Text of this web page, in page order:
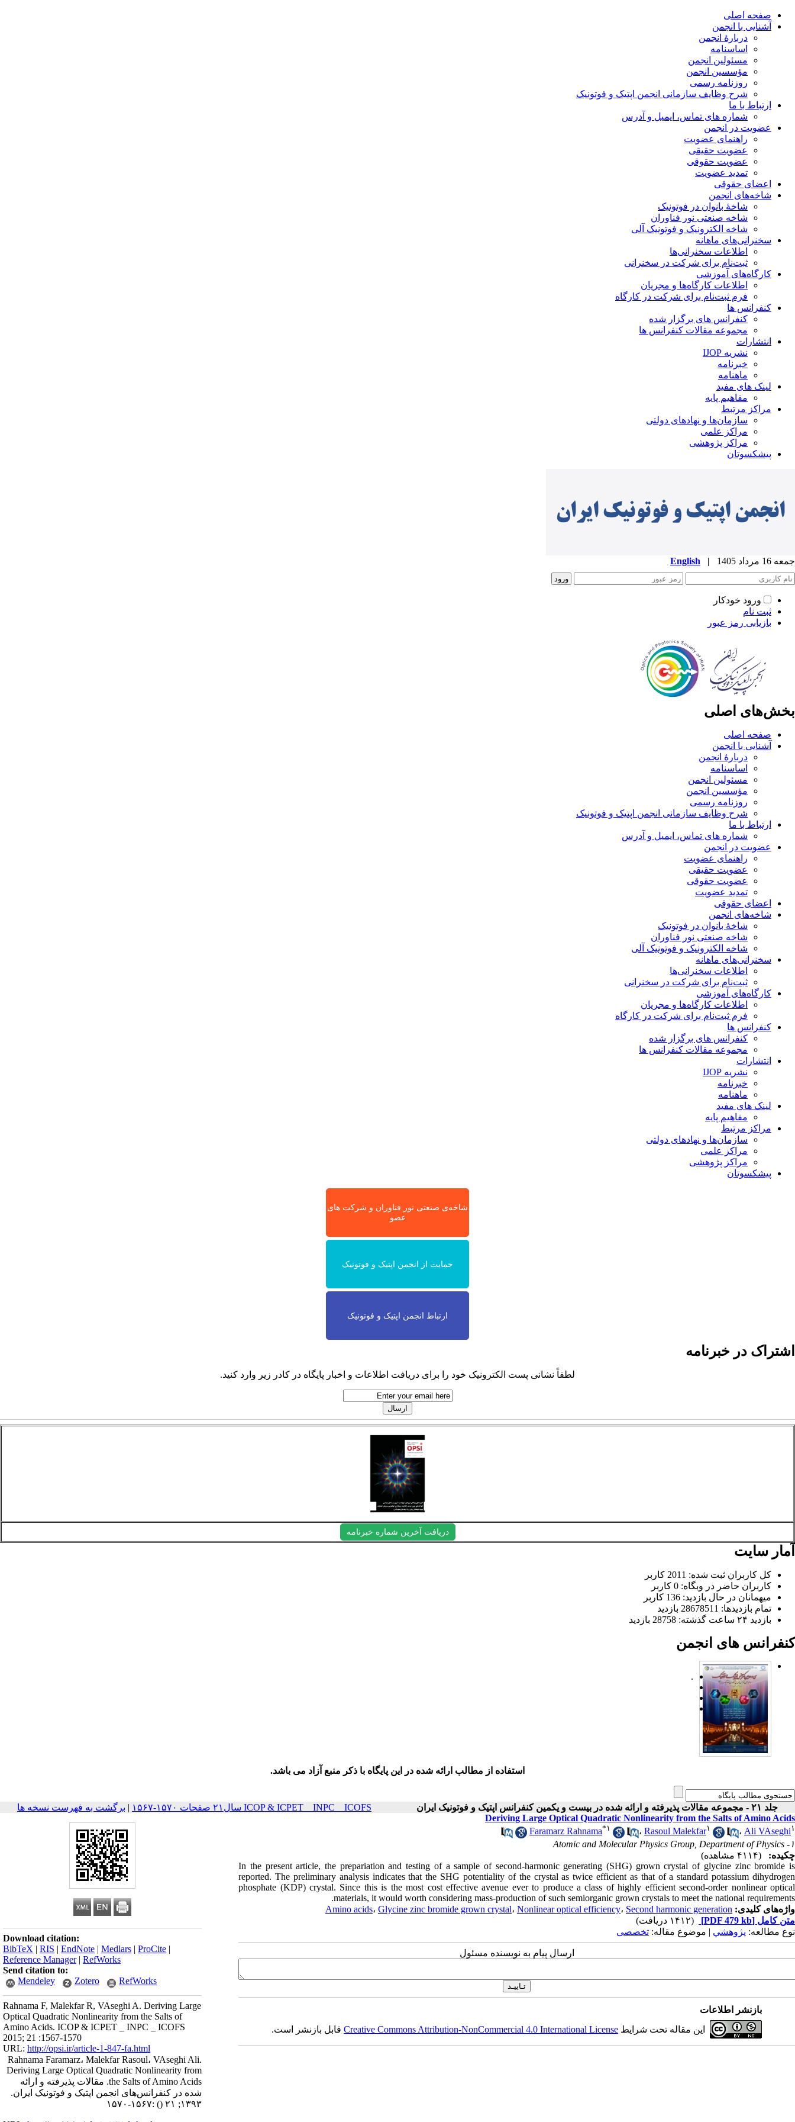
صفحه اصلی
آشنایی با انجمن
دربارۀ انجمن
اساسنامه
مسئولین انجمن
مؤسسین انجمن
روزنامه رسمی
شرح وظایف سازمانی انجمن اپتیک و فوتونیک
ارتباط با ما
شماره های تماس، ایمیل و آدرس
عضویت در انجمن
راهنمای عضویت
عضویت حقیقی
عضویت حقوقی
تمدید عضویت
اعضای حقوقی
شاخه‌های انجمن
شاخۀ بانوان در فوتونیک
شاخه صنعتی نور فناوران
شاخه‌ الکترونیک و فوتونیک آلی
سخنرانی‌های ماهانه
اطلاعات سخنرانی‌‌ها
ثبت‌نام برای شرکت در سخنرانی
کارگاه‌های آموزشی
اطلاعات کارگاه‌ها و مجریان
فرم ثبت‌نام برای شرکت در کارگاه
کنفرانس ها
کنفرانس های برگزار شده
مجموعه مقالات کنفرانس ها
انتشارات
نشریه IJOP
خبرنامه
ماهنامه
لینک های مفید
مفاهیم پایه
مراکز مرتبط
سازمان‌ها و نهادهای دولتی
مراکز علمی
مراکز پژوهشی
پیشکسوتان
جمعه 16 مرداد 1405 |
English
ورود خودکار
ثبت نام
بازیابی رمز عبور
بخش‌های اصلی
صفحه اصلی
آشنایی با انجمن
دربارۀ انجمن
اساسنامه
مسئولین انجمن
مؤسسین انجمن
روزنامه رسمی
شرح وظایف سازمانی انجمن اپتیک و فوتونیک
ارتباط با ما
شماره های تماس، ایمیل و آدرس
عضویت در انجمن
راهنمای عضویت
عضویت حقیقی
عضویت حقوقی
تمدید عضویت
اعضای حقوقی
شاخه‌های انجمن
شاخۀ بانوان در فوتونیک
شاخه صنعتی نور فناوران
شاخه‌ الکترونیک و فوتونیک آلی
سخنرانی‌های ماهانه
اطلاعات سخنرانی‌‌ها
ثبت‌نام برای شرکت در سخنرانی
کارگاه‌های آموزشی
اطلاعات کارگاه‌ها و مجریان
فرم ثبت‌نام برای شرکت در کارگاه
کنفرانس ها
کنفرانس های برگزار شده
مجموعه مقالات کنفرانس ها
انتشارات
نشریه IJOP
خبرنامه
ماهنامه
لینک های مفید
مفاهیم پایه
مراکز مرتبط
سازمان‌ها و نهادهای دولتی
مراکز علمی
مراکز پژوهشی
پیشکسوتان
شاخه‌ی صنعتی نور فناوران و شرکت های
عضو
حمایت از انجمن اپتیک و فوتونیک
ارتباط انجمن اپتیک و فوتونیک
اشتراک در خبرنامه
لطفاً نشانی پست الکترونیک خود را برای دریافت اطلاعات و اخبار پایگاه در کادر زیر وارد کنید.
دریافت آخرین شماره خبرنامه
آمار سایت
کل کاربران ثبت شده: 2011 کاربر
کاربران حاضر در وبگاه: 0 کاربر
میهمانان در حال بازدید: 136 کاربر
تمام بازدید‌ها: 28678511 بازدید
بازدید ۲۴ ساعت گذشته: 28758 بازدید
کنفرانس های انجمن
.
استفاده از مطالب ارائه شده در این پایگاه با ذکر منبع آزاد می باشد.
جلد ۲۱ - مجموعه مقالات پذیرفته و ارائه شده در بیست و یکمین کنفرانس اپتیک و فوتونیک ایران ICOP & ICPET _ INPC _ ICOFS سال۲۱ صفحات ۱۵۷۰-۱۵۶۷ | برگشت به فهرست نسخه ها
Download citation:
BibTeX | RIS | EndNote | Medlars | ProCite |
Reference Manager| RefWorks
Send citation to:
Mendeley
Zotero RefWorks
Rahnama F, Malekfar R, VAseghi A. Deriving Large
Optical Quadratic Nonlinearity from the Salts of
Amino Acids. ICOP & ICPET _ INPC _ ICOFS
2015; 21 :1567-1570
URL: http://opsi.ir/article-1-847-fa.html
Rahnama Faramarz، Malekfar Rasoul، VAseghi Ali.
Deriving Large Optical Quadratic Nonlinearity from
the Salts of Amino Acids. مقالات پذیرفته و ارائه
شده در کنفرانس‌های انجمن اپتیک و فوتونیک ایران.
۱۳۹۳; ۲۱
() :۱۵۶۷-۱۵۷۰
Deriving Large Optical Quadratic Nonlinearity from the Salts of Amino Acids
Faramarz Rahnama* ۱ ، Rasoul Malekfar۱ ، Ali VAseghi ۱
۱- Atomic and Molecular Physics Group, Department of Physics
چکیده:
(۴۱۱۴ مشاهده)
In the present article, the prepariation and testing of a sample of second-harmonic generating (SHG) grown crystal of glycine zinc bromide is
reported. The preliminary analysis indicates that the SHG potentiality of the crystal as twice efficient as that of a standard potassium dihydrogen
phosphate (KDP) crystal. Since this is the most cost effective avenue ever to produce a class of highly efficient second-order nonlinear optical
materials, it would worth considering mass-production of such semiorganic grown crystals to meet the national requirements.
واژه‌های کلیدی:
Amino acids، Glycine zinc bromide grown crystal، Nonlinear optical efficiency، Second harmonic generation
متن کامل [PDF 479 kb]
(۱۴۱۲ دریافت)
نوع مطالعه: پژوهشي | موضوع مقاله: تخصصی
ارسال پیام به نویسنده مسئول
بازنشر اطلاعات
این مقاله تحت شرایط Creative Commons Attribution-NonCommercial 4.0 International Licenseقابل بازنشر است.